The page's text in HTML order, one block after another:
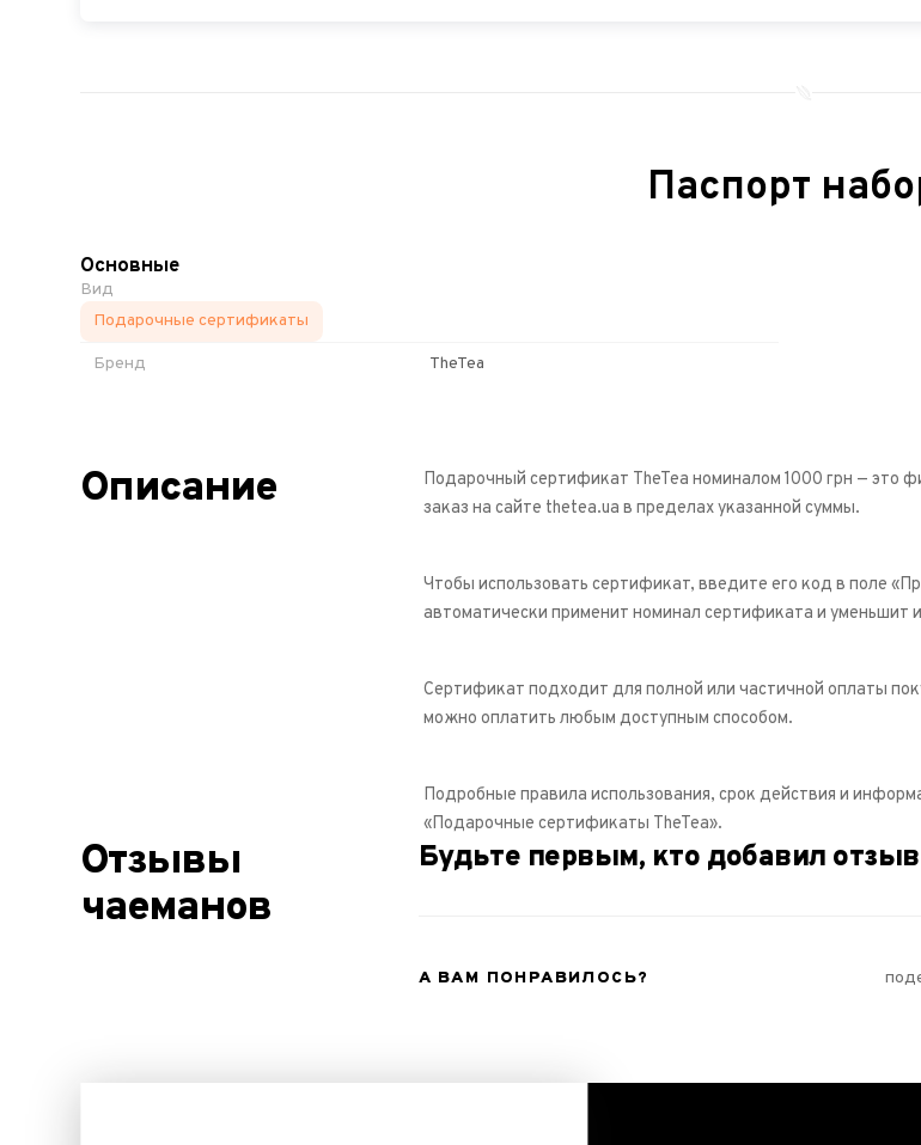
Паспорт
Основные
Вид
Подарочные сертификаты
Бренд TheTea
Описание
Подарочный сертификат TheTea номиналом 1000 грн — это
заказ на сайте thetea.ua в пределах указанной суммы.
Чтобы использовать сертификат, введите его код в поле
автоматически применит номинал сертификата и уменьшит
Сертификат подходит для полной или частичной оплаты
можно оплатить любым доступным способом.
Подробные правила использования, срок действия и
«Подарочные сертификаты TheTea».
Отзывы
чаеманов
Будьте первым, кто добавил отзыв
А ВАМ ПОНРАВИЛОСЬ?